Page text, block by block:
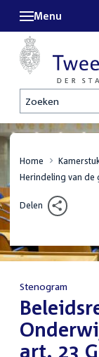
Zoeken
Menu
Home
Herindeling van de
Delen
Stenogram
:
art. 23